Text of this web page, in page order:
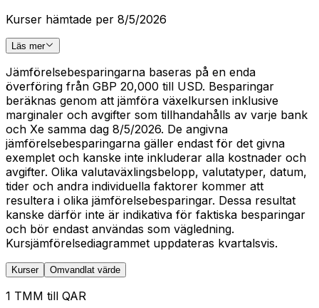
Kurser hämtade per 8/5/2026
Läs mer
Jämförelsebesparingarna baseras på en enda
överföring från GBP 20,000 till USD. Besparingar
beräknas genom att jämföra växelkursen inklusive
marginaler och avgifter som tillhandahålls av varje bank
och Xe samma dag 8/5/2026. De angivna
jämförelsebesparingarna gäller endast för det givna
exemplet och kanske inte inkluderar alla kostnader och
avgifter. Olika valutaväxlingsbelopp, valutatyper, datum,
tider och andra individuella faktorer kommer att
resultera i olika jämförelsebesparingar. Dessa resultat
kanske därför inte är indikativa för faktiska besparingar
och bör endast användas som vägledning.
Kursjämförelsediagrammet uppdateras kvartalsvis.
Kurser Omvandlat värde
1 TMM till QAR